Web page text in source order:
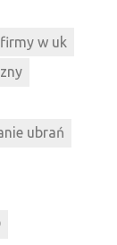
w uk
ubrań